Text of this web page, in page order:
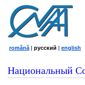
română | русский | english
Национальный